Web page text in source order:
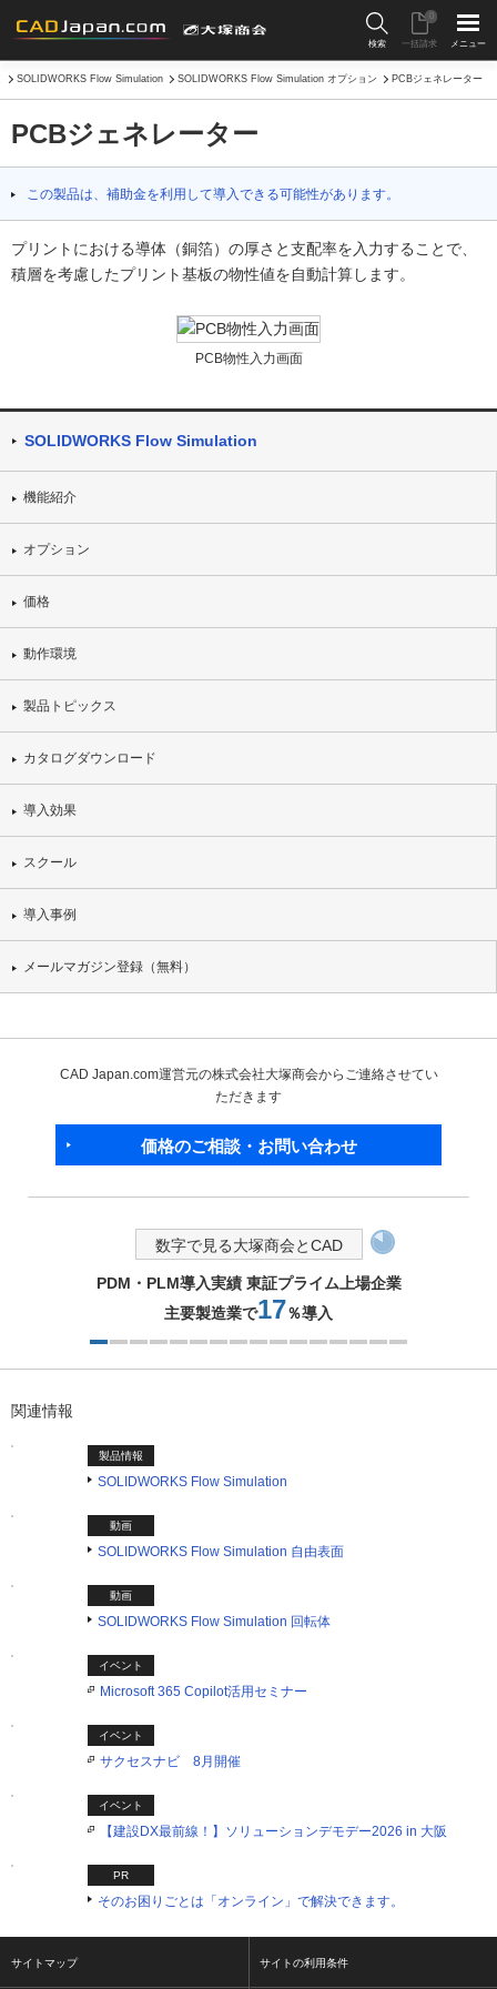
検索 一括請求
0
メニュー
SOLIDWORKS Flow Simulation SOLIDWORKS Flow Simulation オプション PCBジェネレーター
PCBジェネレーター
この製品は、補助金を利用して導入できる可能性があります。
プリントにおける導体（銅箔）の厚さと支配率を入力することで、
積層を考慮したプリント基板の物性値を自動計算します。
PCB物性入力画面
SOLIDWORKS Flow Simulation
機能紹介
オプション
価格
動作環境
製品トピックス
カタログダウンロード
導入効果
スクール
導入事例
メールマガジン登録（無料）
CAD Japan.com運営元の株式会社大塚商会からご連絡させてい
ただきます
価格のご相談・お問い合わせ
数字で見る大塚商会とCAD
PDM・PLM導入実績 東証プライム上場企業
主要製造業で17％導入
関連情報
製品情報
SOLIDWORKS Flow Simulation
動画
SOLIDWORKS Flow Simulation 自由表面
動画
SOLIDWORKS Flow Simulation 回転体
イベント
Microsoft 365 Copilot活用セミナー
イベント
サクセスナビ 8月開催
イベント
【建設DX最前線！】ソリューションデモデー2026 in 大阪
PR
そのお困りごとは「オンライン」で解決できます。
サイトマップ サイトの利用条件